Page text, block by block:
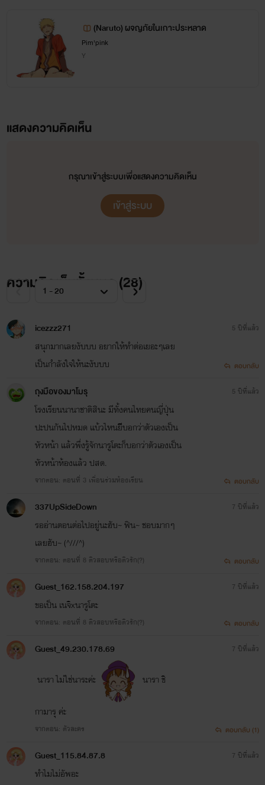
3.ก็นี่แหละ
(Naruto) ผจญภัยในเกาะประหลาด
Pim'pink
Y
แสดงความคิดเห็น
กรุณาเข้าสู่ระบบเพื่อแสดงความคิดเห็น
เข้าสู่ระบบ
ความคิดเห็นทั้งหมด (28)
icezzz271
สนุกมากเลยงับบบ อยากให้ทำต่อเยอะๆเลย
เป็นกำลังใจให้นะงับบบ
5 ปีที่แล้ว
ตอบกลับ
ถุงมือของมาโมรุ
โรงเรียนนานาชาติสินะ มีทั้งคนไทยคนญี่ปุ่น
ปะปนกันไปหมด แบ้วไหนยิีิบอกว่าตัวเองเป็น
หัวหน้า แล้วพึ่งรู้จักนารูโตะก็บอกว่าตัวเองเป็น
หัวหน้าห้องแล้ว ปสด.
จากตอน: ตอนที่ 3 เพื่อนร่วมห้องเรียน
5 ปีที่แล้ว
ตอบกลับ
337UpSideDown
รออ่านตอนต่อไปอยู่นะฮับ~ ฟิน~ ชอบมากๆ
เลยฮับ~ (^///^)
จากตอน: ตอนที่ 8 ติวสอบหรือติวรัก(?)
7 ปีที่แล้ว
ตอบกลับ
Guest_162.158.204.197
ขอเป็น เนจิxนารูโตะ
จากตอน: ตอนที่ 8 ติวสอบหรือติวรัก(?)
7 ปีที่แล้ว
ตอบกลับ
Guest_49.230.178.69
นารา ไม่ใช่นาระค่ะ นารา ชิ
กามารุ ค่ะ
จากตอน: ตัวละคร
7 ปีที่แล้ว
ตอบกลับ (1)
Guest_115.84.87.8
ทำไมไม่อัพอะ
7 ปีที่แล้ว